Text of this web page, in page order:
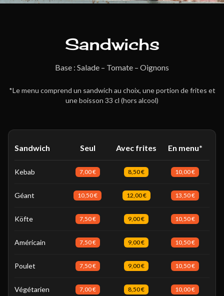
Sandwichs
Base : Salade – Tomate – Oignons
*Le menu comprend un sandwich au choix, une portion de frites et
une boisson 33 cl (hors alcool)
Sandwich Seul Avec frites En menu*
Kebab 7,00 € 8,50 € 10,00 €
Géant 10,50 € 12,00 € 13,50 €
Köfte 7,50 € 9,00 € 10,50 €
Américain 7,50 € 9,00 € 10,50 €
Poulet 7,50 € 9,00 € 10,50 €
Végétarien 7,00 € 8,50 € 10,00 €